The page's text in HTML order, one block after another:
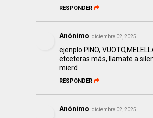
RESPONDER
Anónimo diciembre 02, 2025
ejenplo PINO,
etceteras más, llamate a
mierd
RESPONDER
Anónimo diciembre 02, 2025